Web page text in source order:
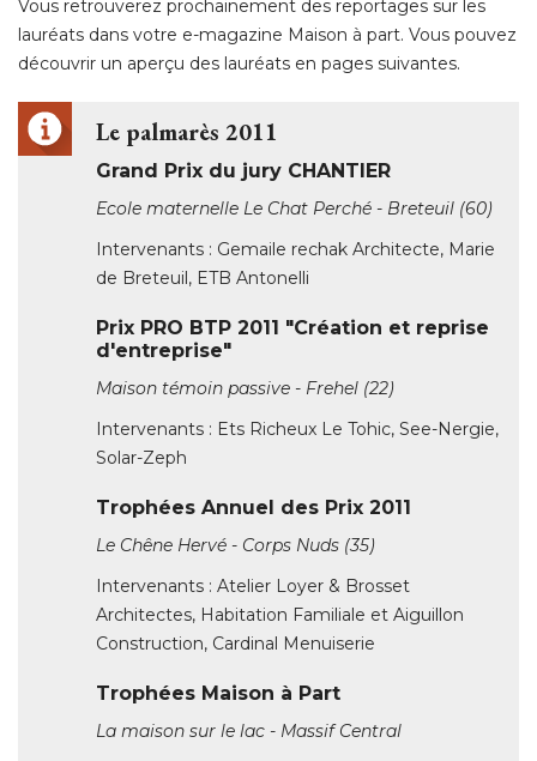
Le palmarès 2011
Grand Prix du jury CHANTIER
Intervenants : Gemaile rechak Architecte, Marie
de Breteuil, ETB Antonelli
Prix PRO BTP 2011 "Création et reprise
Maison témoin passive - Frehel (22)
Solar-Zeph
Trophées Annuel des Prix 2011
Le Chêne Hervé - Corps Nuds (35)
Intervenants : Atelier Loyer & Brosset
Architectes, Habitation Familiale et Aiguillon
Trophées Maison à Part
La maison sur le lac - Massif Central
Intervenants : Denise Omer Design, Castel et
Fromaget Aluminium, Castel et Fromaget